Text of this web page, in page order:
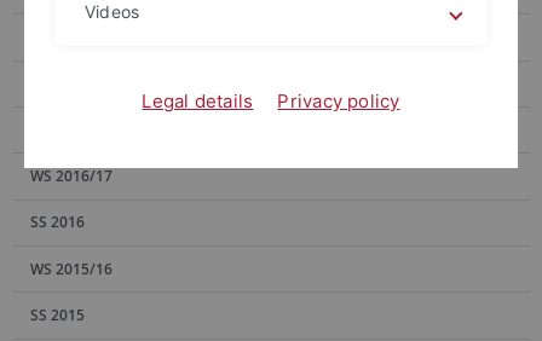
WS 2016/17
SS 2016
WS 2015/16
SS 2015
Videos
Legal details Privacy policy